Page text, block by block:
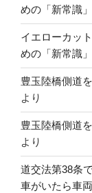
めの「新常識
イエローカッ
めの「新常識
豊玉陸橋側道
より
豊玉陸橋側道
より
道交法第38条
車がいたら車